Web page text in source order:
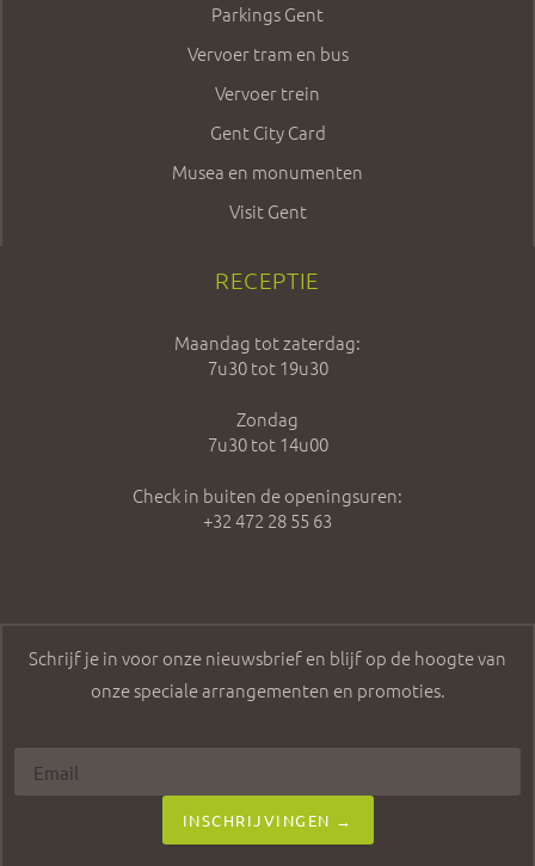
Parkings Gent
Vervoer tram en bus
Vervoer trein
Gent City Card
Musea en monumenten
Visit Gent
RECEPTIE
Maandag tot zaterdag:
7u30 tot 19u30
Zondag
7u30 tot 14u00
Check in buiten de openingsuren:
+32 472 28 55 63
Schrijf je in voor onze nieuwsbrief en blijf op de hoogte van
onze speciale arrangementen en promoties.
INSCHRIJVINGEN →